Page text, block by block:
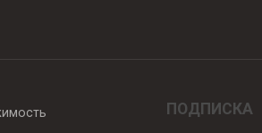
ПОДПИСКА